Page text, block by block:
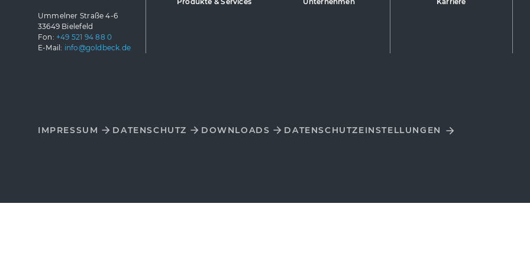
Ummelner Straße 4-6
33649 Bielefeld
Fon: +49 521 94 88 0
E-Mail: info@goldbeck.de
IMPRESSUM DATENSCHUTZ DOWNLOADS DATENSCHUTZ­EINSTELLUNGEN